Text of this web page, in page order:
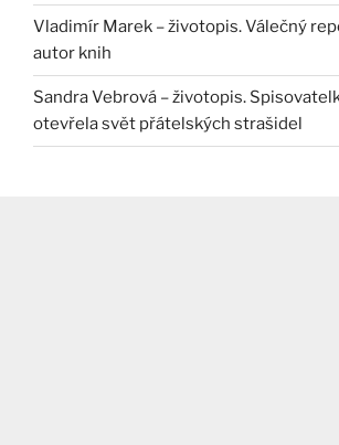
Vladimír Marek – životopis. Válečný
autor knih
Sandra Vebrová – životopis.
otevřela svět přátelských strašidel